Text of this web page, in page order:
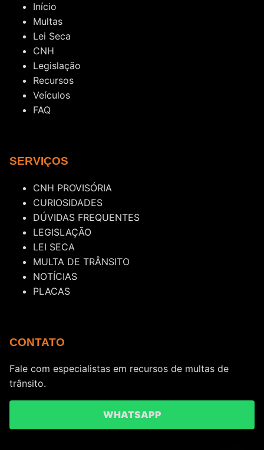
Início
Multas
Lei Seca
CNH
Legislação
Recursos
Veículos
FAQ
SERVIÇOS
CNH PROVISÓRIA
CURIOSIDADES
DÚVIDAS FREQUENTES
LEGISLAÇÃO
LEI SECA
MULTA DE TRÂNSITO
NOTÍCIAS
PLACAS
CONTATO
Fale com especialistas em recursos de multas de
trânsito.
WHATSAPP